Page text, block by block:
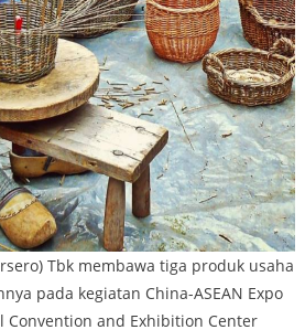
Tbk membawa tiga produk usaha
pada kegiatan China-ASEAN Expo
and Exhibition Center